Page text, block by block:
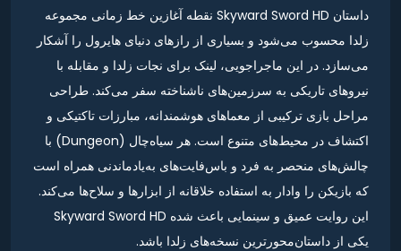
داستان Skyward Sword HD نقطه آغازین خط زمانی مجموعه
زلدا محسوب می‌شود و بسیاری از رازهای دنیای هایرول را آشکار
می‌سازد. در این ماجراجویی، لینک برای نجات زلدا و مقابله با
نیروهای تاریکی به سرزمین‌های ناشناخته سفر می‌کند. طراحی
مراحل بازی ترکیبی از معماهای هوشمندانه، مبارزات تاکتیکی و
اکتشاف در محیط‌های متنوع است. هر سیاه‌چال (Dungeon) با
چالش‌های منحصر به فرد و باس‌فایت‌های به‌یادماندنی همراه است
که بازیکن را وادار به استفاده خلاقانه از ابزارها و سلاح‌ها می‌کند.
این روایت عمیق و سینمایی باعث شده Skyward Sword HD
یکی از داستان‌محورترین نسخه‌های زلدا باشد.